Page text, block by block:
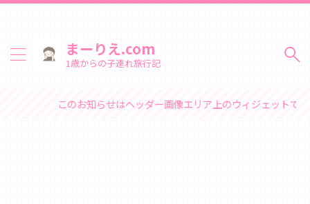
まーりえ.com
1歳からの子連れ旅行記
このお知らせはヘッダー画像エリア上のウィジェットで変更でき